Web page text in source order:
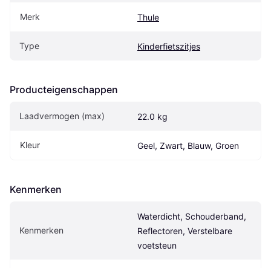
Merk Thule
Type Kinderfietszitjes
Producteigenschappen
Laadvermogen (max) 22.0 kg
Kleur Geel, Zwart, Blauw, Groen
Kenmerken
Kenmerken
Waterdicht, Schouderband,
Reflectoren, Verstelbare
voetsteun